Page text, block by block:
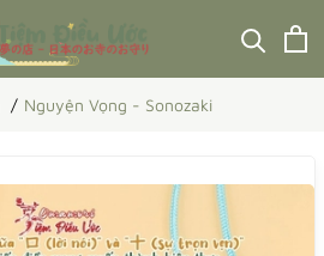
Nguyện Vọng - Sonozaki